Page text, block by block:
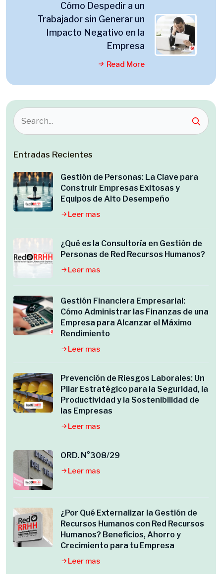
Cómo Despedir a un
Trabajador sin Generar un
Impacto Negativo en la
Empresa
Read More
Entradas Recientes
Gestión de Personas: La Clave para
Construir Empresas Exitosas y
Equipos de Alto Desempeño
Leer mas
¿Qué es la Consultoría en Gestión de
Personas de Red Recursos Humanos?
Leer mas
Gestión Financiera Empresarial:
Cómo Administrar las Finanzas de una
Empresa para Alcanzar el Máximo
Rendimiento
Leer mas
Prevención de Riesgos Laborales: Un
Pilar Estratégico para la Seguridad, la
Productividad y la Sostenibilidad de
las Empresas
Leer mas
ORD. N°308/29
Leer mas
¿Por Qué Externalizar la Gestión de
Recursos Humanos con Red Recursos
Humanos? Beneficios, Ahorro y
Crecimiento para tu Empresa
Leer mas